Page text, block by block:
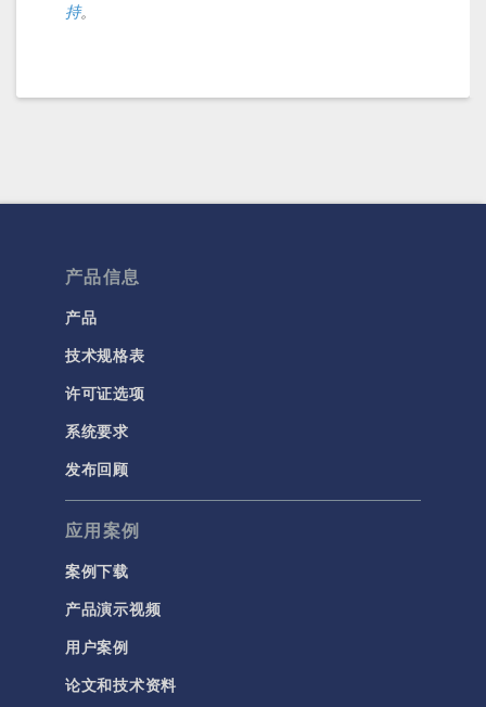
持。
产品信息
产品
技术规格表
许可证选项
系统要求
发布回顾
应用案例
案例下载
产品演示视频
用户案例
论文和技术资料